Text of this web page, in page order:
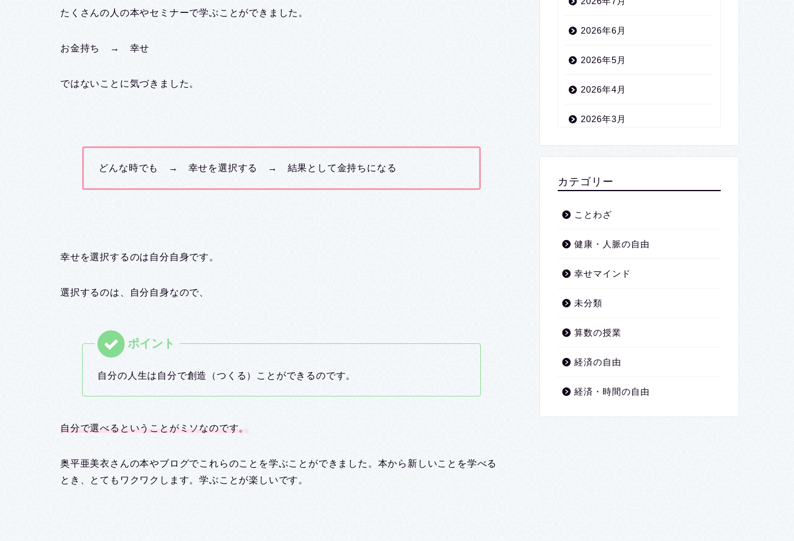
たくさんの人の本やセミナーで学ぶことができました。
お金持ち → 幸せ
ではないことに気づきました。
どんな時でも → 幸せを選択する → 結果として金持ちになる
幸せを選択するのは自分自身です。
選択するのは、自分自身なので、
自分の人生は自分で創造（つくる）ことができるのです。
自分で選べるということがミソなのです。
奥平亜美衣さんの本やブログでこれらのことを学ぶことができました。本から新しいことを学べる
とき、とてもワクワクします。学ぶことが楽しいです。
2026年6月
2026年5月
2026年4月
2026年3月
2026年2月
2026年1月
カテゴリー
ことわざ
健康・人脈の自由
幸せマインド
未分類
算数の授業
経済の自由
経済・時間の自由